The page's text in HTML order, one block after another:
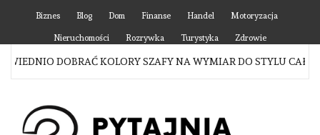
content
Biznes Blog Dom Finanse Handel Motoryzacja
Nieruchomości Rozrywka Turystyka Zdrowie
DOBRAĆ KOLORY SZAFY NA WYMIAR DO STYLU CAŁEGO